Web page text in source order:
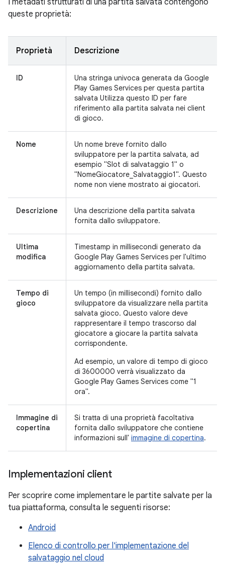
I metadati strutturati di una partita salvata contengono
queste proprietà:
Proprietà Descrizione
ID
Una stringa univoca generata da Google
Play Games Services per questa partita
salvata Utilizza questo ID per fare
riferimento alla partita salvata nei client
di gioco.
Nome
Un nome breve fornito dallo
sviluppatore per la partita salvata, ad
esempio "Slot di salvataggio 1" o
"NomeGiocatore_Salvataggio1". Questo
nome non viene mostrato ai giocatori.
Descrizione
Una descrizione della partita salvata
fornita dallo sviluppatore.
Ultima
modifica
Timestamp in millisecondi generato da
Google Play Games Services per l'ultimo
aggiornamento della partita salvata.
Tempo di
gioco
Un tempo (in millisecondi) fornito dallo
sviluppatore da visualizzare nella partita
salvata gioco. Questo valore deve
rappresentare il tempo trascorso dal
giocatore a giocare la partita salvata
corrispondente.
Ad esempio, un valore di tempo di gioco
di 3600000 verrà visualizzato da
Google Play Games Services come "1
ora".
Immagine di
copertina
Si tratta di una proprietà facoltativa
fornita dallo sviluppatore che contiene
informazioni sull' immagine di copertina.
Implementazioni client
Per scoprire come implementare le partite salvate per la
tua piattaforma, consulta le seguenti risorse:
Android
Elenco di controllo per l'implementazione del
salvataggio nel cloud